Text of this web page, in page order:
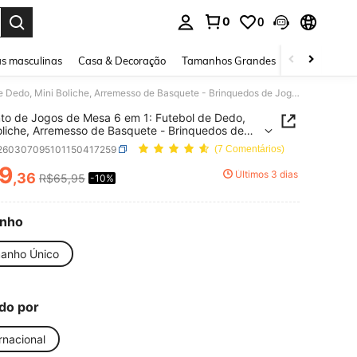
0 0
masculinas Casa & Decoração Tamanhos Grandes Joias e
Conjunto de Jogos de Mesa 6 em 1: Futebol de Dedo, Mini Boliche, Arremesso de Basquete - Brinquedos de Jogos Interativos para Festa em Família
de Jogos de Mesa 6 em 1: Futebol de Dedo,
Arremesso de Basquete - Brinquedos de
para Festa em Família
(7 Comentários)
AND AVAILABILITY
,36 R$65,95 -10% Últimos 3 dias
Único
por